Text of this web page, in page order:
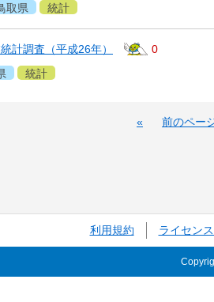
取県 統計
計調査（平成26年）
0
統計
« 前のペー
利用規約 ライセン